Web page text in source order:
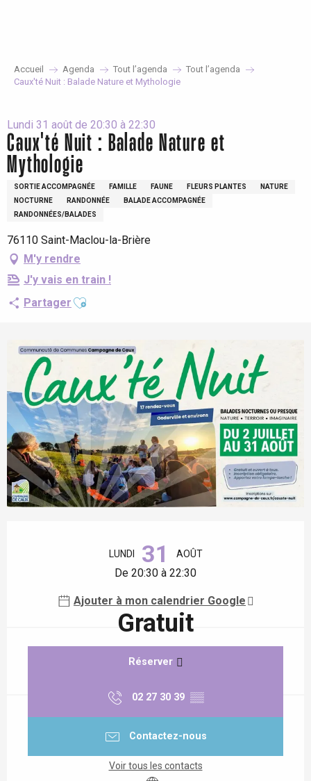
Accueil Agenda Tout l’agenda
Tout l’agenda
Caux'té Nuit : Balade Nature et Mythologie
Lundi 31 août de 20:30 à 22:30
Caux'té Nuit : Balade Nature et
Mythologie
SORTIE ACCOMPAGNÉE FAMILLE FAUNE FLEURS PLANTES
NATURE
NOCTURNE
RANDONNÉE
BALADE ACCOMPAGNÉE
RANDONNÉES/BALADES
76110 Saint-Maclou-la-Brière
M'y rendre
J'y vais en train !
Partager Ajouter aux favoris
LUNDI 31 AOÛT
De 20:30 à 22:30
Ajouter à mon calendrier Google
Gratuit
Réserver
02 27 30 39 ▒▒
Contactez-nous
Voir tous les contacts